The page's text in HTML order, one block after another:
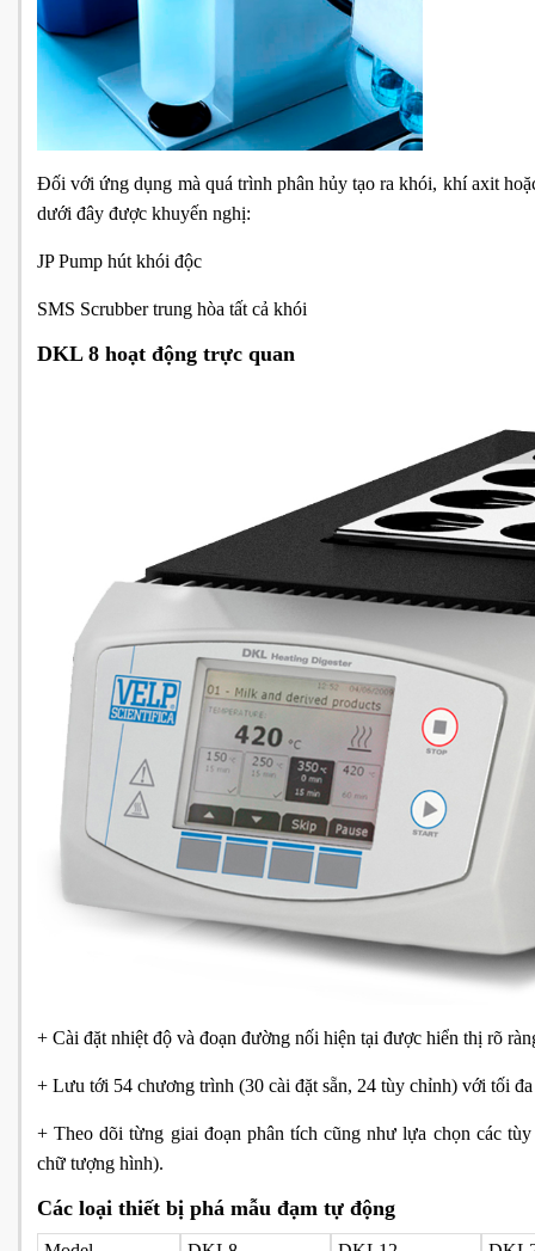
Đối với ứng dụng mà quá trình phân hủy tạo ra khói, khí axit
dưới đây được khuyến nghị:
JP Pump hút khói độc
SMS Scrubber trung hòa tất cả khói
DKL 8 hoạt động trực quan
+ Cài đặt nhiệt độ và đoạn đường nối hiện tại được hiển thị rõ
+ Lưu tới 54 chương trình (30 cài đặt sẵn, 24 tùy chỉnh) với tối
+ Theo dõi từng giai đoạn phân tích cũng như lựa chọn các
chữ tượng hình).
Các loại thiết bị phá mẫu đạm tự động